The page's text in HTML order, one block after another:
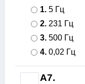
1. 5 Гц
2. 231 Гц
3. 500 Гц
4. 0,02 Гц
А7.